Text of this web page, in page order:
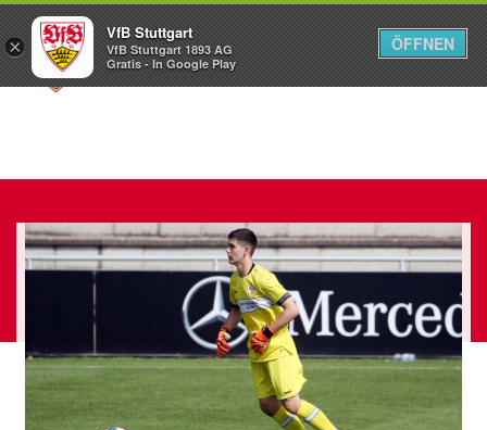
Menü
×
VfB Stuttgart
VfB Stuttgart 1893 AG
Gratis - In Google Play
ÖFFNEN